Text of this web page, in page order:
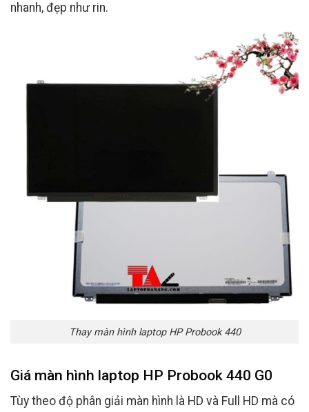
nhanh, đẹp như rin.
Thay màn hình laptop HP Probook 440
Giá màn hình laptop HP Probook 440 G0
Tùy theo độ phân giải màn hình là HD và Full HD mà có